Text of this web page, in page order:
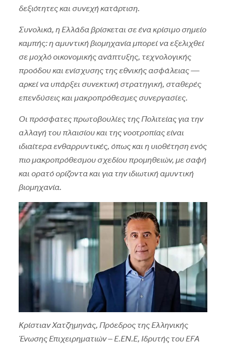
δεξιότητες και συνεχή κατάρτιση.
Συνολικά, η Ελλάδα βρίσκεται σε ένα κρίσιμο σημείο
καμπής: η αμυντική βιομηχανία μπορεί να εξελιχθεί
σε μοχλό οικονομικής ανάπτυξης, τεχνολογικής
προόδου και ενίσχυσης της εθνικής ασφάλειας —
αρκεί να υπάρξει συνεκτική στρατηγική, σταθερές
επενδύσεις και μακροπρόθεσμες συνεργασίες.
Οι πρόσφατες πρωτοβουλίες της Πολιτείας για την
αλλαγή του πλαισίου και της νοοτροπίας είναι
ιδιαίτερα ενθαρρυντικές, όπως και η υιοθέτηση ενός
πιο μακροπρόθεσμου σχεδίου προμηθειών, με σαφή
και ορατό ορίζοντα και για την ιδιωτική αμυντική
βιομηχανία.
Κρίστιαν Χατζημηνάς, Πρόεδρος της Ελληνικής
Ένωσης Επιχειρηματιών – Ε.ΕΝ.Ε, Ιδρυτής του EFA